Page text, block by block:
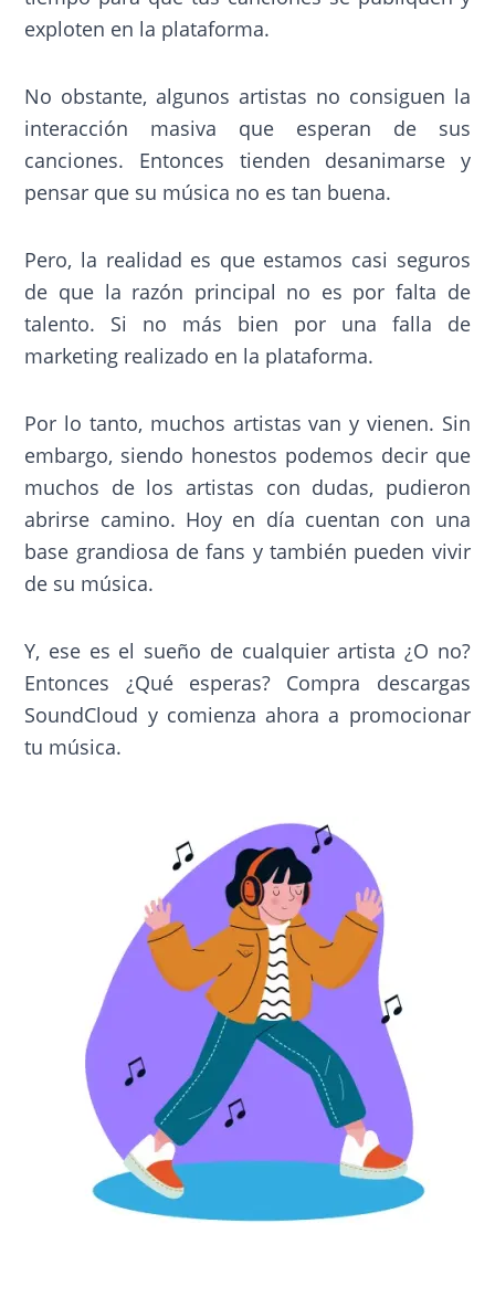
exploten en la plataforma.
No obstante, algunos artistas no consiguen la
interacción masiva que esperan de sus
canciones. Entonces tienden desanimarse y
pensar que su música no es tan buena.
Pero, la realidad es que estamos casi seguros
de que la razón principal no es por falta de
talento. Si no más bien por una falla de
marketing realizado en la plataforma.
Por lo tanto, muchos artistas van y vienen. Sin
embargo, siendo honestos podemos decir que
muchos de los artistas con dudas, pudieron
abrirse camino. Hoy en día cuentan con una
base grandiosa de fans y también pueden vivir
de su música.
Y, ese es el sueño de cualquier artista ¿O no?
Entonces ¿Qué esperas? Compra descargas
SoundCloud y comienza ahora a promocionar
tu música.